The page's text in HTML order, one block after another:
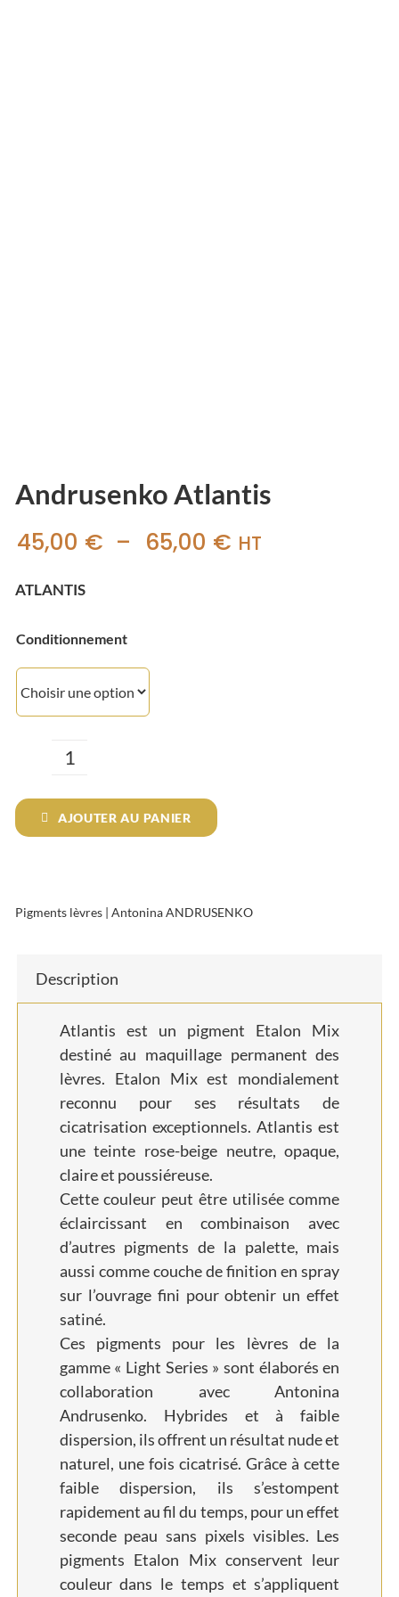
Andrusenko Atlantis
45,00 € – 65,00 € Plage
HT
ATLANTIS
Conditionnement
quantité
de
Andrusenko
AJOUTER AU PANIER
Pigments lèvres |Antonina ANDRUSENKO
Description
Atlantis est un pigment Etalon Mix
destiné au maquillage permanent des
lèvres. Etalon Mix est mondialement
reconnu pour ses résultats de
cicatrisation exceptionnels. Atlantis est
une teinte rose-beige neutre, opaque,
claire et poussiéreuse.
Cette couleur peut être utilisée comme
éclaircissant en combinaison avec
d’autres pigments de la palette, mais
aussi comme couche de finition en spray
sur l’ouvrage fini pour obtenir un effet
satiné.
Ces pigments pour les lèvres de la
gamme « Light Series » sont élaborés en
collaboration avec Antonina
Andrusenko. Hybrides et à faible
dispersion, ils offrent un résultat nude et
naturel, une fois cicatrisé. Grâce à cette
faible dispersion, ils s’estompent
rapidement au fil du temps, pour un effet
seconde peau sans pixels visibles. Les
pigments Etalon Mix conservent leur
couleur dans le temps et s’appliquent